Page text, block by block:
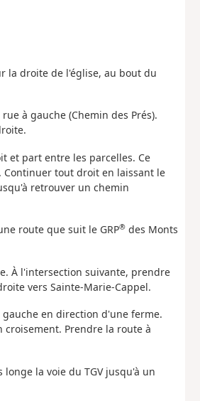
la droite de l'église, au bout du
à gauche (Chemin des Prés).
et part entre les parcelles. Ce
tout droit en laissant le
retrouver un chemin
route que suit le GRP®des Monts
À l'intersection suivante, prendre
vers Sainte-Marie-Cappel.
en direction d'une ferme.
croisement. Prendre la route à
la voie du TGV jusqu'à un